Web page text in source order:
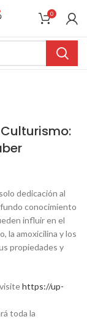
0
dedicación al
conocimiento
influir en el
la amoxicilina y los
propiedades y
https://up-
toda la